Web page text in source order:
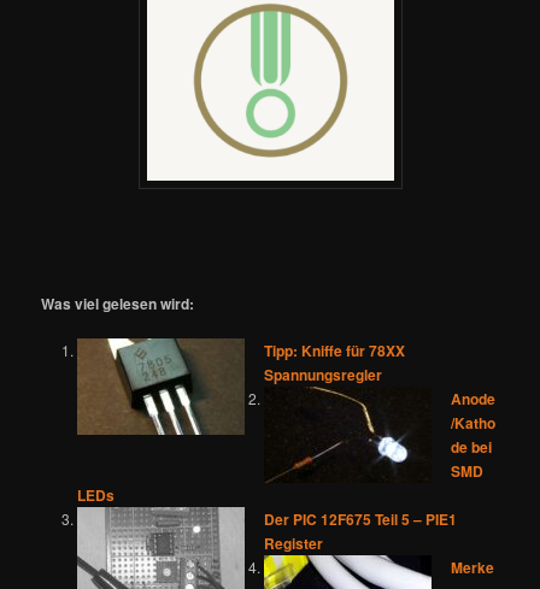
Was viel gelesen wird:
Tipp: Kniffe für 78XX
Spannungsregler
Anode
/Katho
de bei
SMD
LEDs
Der PIC 12F675 Teil 5 – PIE1
Register
Merke